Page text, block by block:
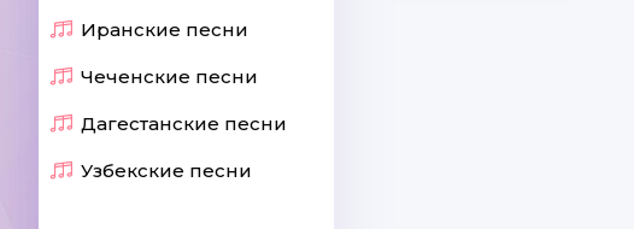
Иранские песни
Чеченские песни
Дагестанские песни
Узбекские песни